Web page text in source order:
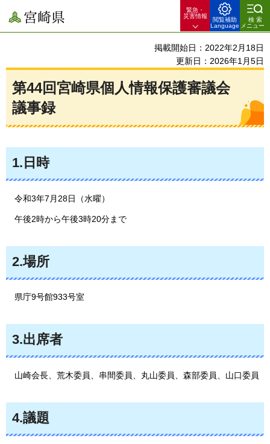
宮崎県
緊急・
災害情報
閲覧補助
Language
検索
メニュー
掲載開始日：2022年2月18日
更新日：2026年1月5日
第44回宮崎県個人情報保護審議会
議事録
1.日時
令和3年7月28日（水曜）
午後2時から午後3時20分まで
2.場所
県庁9号館933号室
3.出席者
山崎会長 、荒木委員、串間委員、丸山委員、森部委員、山口委員
4.議題